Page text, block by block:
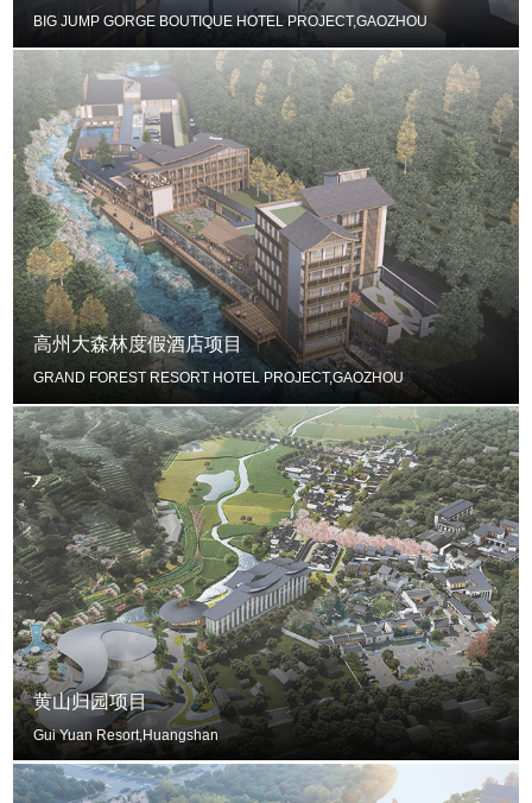
BIG JUMP GORGE BOUTIQUE HOTEL PROJECT,GAOZHOU
高州大森林度假酒店项目
GRAND FOREST RESORT HOTEL PROJECT,GAOZHOU
黄山归园项目
Gui Yuan Resort,Huangshan